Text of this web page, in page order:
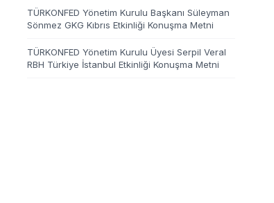
TÜRKONFED Yönetim Kurulu Başkanı Süleyman
Sönmez GKG Kıbrıs Etkinliği Konuşma Metni
TÜRKONFED Yönetim Kurulu Üyesi Serpil Veral
RBH Türkiye İstanbul Etkinliği Konuşma Metni